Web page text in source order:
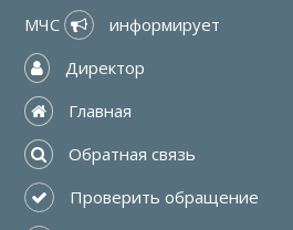
МЧС информирует
Директор
Главная
Обратная связь
Проверить обращение